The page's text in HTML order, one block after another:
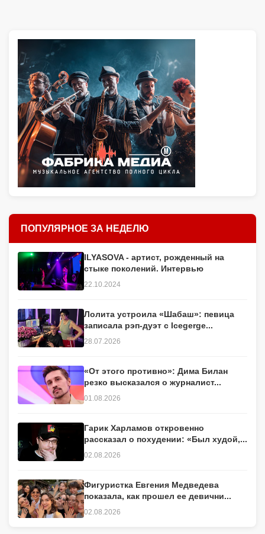
ПОПУЛЯРНОЕ ЗА НЕДЕЛЮ
ILYASOVA - артист, рожденный на
стыке поколений. Интервью
22.10.2024
Лолита устроила «Шабаш»: певица
записала рэп-дуэт с Icegerge...
28.07.2026
«От этого противно»: Дима Билан
резко высказался о журналист...
01.08.2026
Гарик Харламов откровенно
рассказал о похудении: «Был худой,...
02.08.2026
Фигуристка Евгения Медведева
показала, как прошел ее девични...
02.08.2026